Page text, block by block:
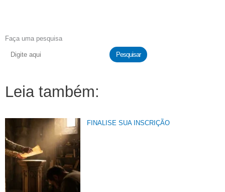
Faça uma pesquisa
Pesquisar
Leia também:
FINALISE SUA INSCRIÇÃO